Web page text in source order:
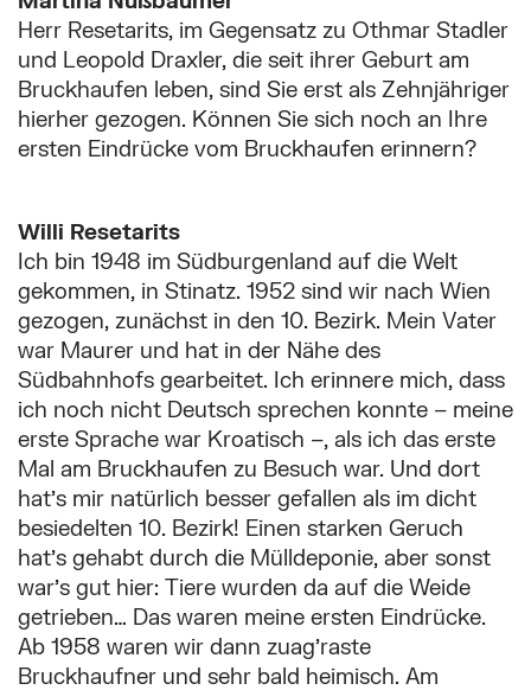
Herr Resetarits, im Gegensatz zu Othmar Stadler
und Leopold Draxler, die seit ihrer Geburt am
Bruckhaufen leben, sind Sie erst als Zehnjähriger
hierher gezogen. Können Sie sich noch an Ihre
ersten Eindrücke vom Bruckhaufen erinnern?
Willi Resetarits
Ich bin 1948 im Südburgenland auf die Welt
gekommen, in Stinatz. 1952 sind wir nach Wien
gezogen, zunächst in den 10. Bezirk. Mein Vater
war Maurer und hat in der Nähe des
Südbahnhofs gearbeitet. Ich erinnere mich, dass
ich noch nicht Deutsch sprechen konnte – meine
erste Sprache war Kroatisch –, als ich das erste
Mal am Bruckhaufen zu Besuch war. Und dort
hat’s mir natürlich besser gefallen als im dicht
besiedelten 10. Bezirk! Einen starken Geruch
hat’s gehabt durch die Mülldeponie, aber sonst
war’s gut hier: Tiere wurden da auf die Weide
getrieben… Das waren meine ersten Eindrücke.
Ab 1958 waren wir dann zuag’raste
Bruckhaufner und sehr bald heimisch. Am